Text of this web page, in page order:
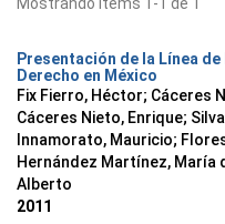
Presentación de la Línea
Derecho en México
Fix Fierro, Héctor; Cáceres
Cáceres Nieto, Enrique;
Innamorato, Mauricio;
Hernández Martínez, María
Alberto
2011